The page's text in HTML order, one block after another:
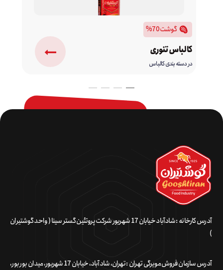
گوشت 70%
کالباس تنوری
در دسته بندی کالباس
آدرس کارخانه : شادآباد خیابان 17 شهریور شرکت پروتئین گستر سینا ( واحد گوشتیران
)
آدرس سازمان فروش مویرگی تهران : تهران، شادآباد، خیابان 17 شهریور، میدان بور بور،